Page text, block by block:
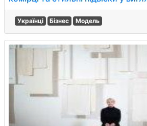
Українці Бізнес Модель